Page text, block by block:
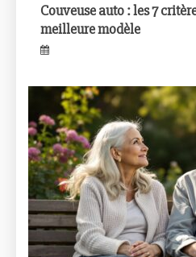
Couveuse auto : les 7
meilleure modèle